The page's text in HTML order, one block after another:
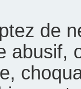
de
abusif,